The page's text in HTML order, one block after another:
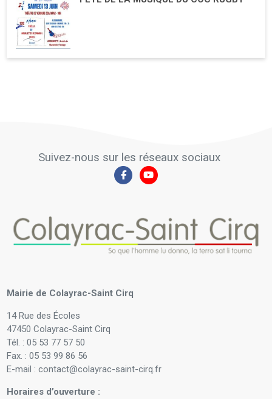
Suivez-nous sur les réseaux sociaux
Mairie de Colayrac-Saint Cirq
14 Rue des Écoles
47450 Colayrac-Saint Cirq
Tél. : 05 53 77 57 50
Fax. : 05 53 99 86 56
E-mail : contact@colayrac-saint-cirq.fr
Horaires d’ouverture :